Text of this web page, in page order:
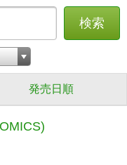
検索
発売日順